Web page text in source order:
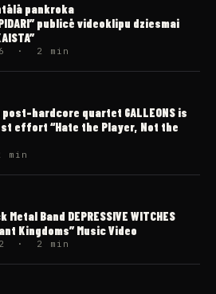
pankroka
publicē videoklipu dziesmai
· 2 min
hardcore quartet GALLEONS is
effort “Hate the Player, Not the
min
Metal Band DEPRESSIVE WITCHES
Kingdoms” Music Video
· 2 min